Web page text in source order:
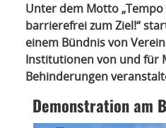
Unter dem Motto
barrierefrei zum Ziel!“
einem Bündnis von
Institutionen von und für
Behinderungen
Demonstration am